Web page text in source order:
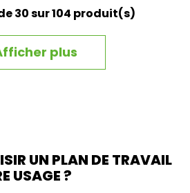
30sur 104 produit(s)
plus
UN PLAN DE TRAVAIL
USAGE ?